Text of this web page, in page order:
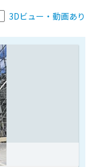
3Dビュー・動画あり